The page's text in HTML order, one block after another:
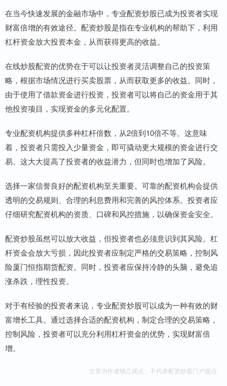
在当今快速发展的金融市场中，专业配资炒股已成为投资者实现
财富倍增的有效途径。配资炒股是指在专业机构的帮助下，利用
杠杆资金放大投资本金，从而获得更高的收益。
在线炒股配资的优势在于可以让投资者灵活调整自己的投资策
略，根据市场情况进行买卖股票，从而获取更多的收益。同时，
由于使用了借款资金进行投资，投资者可以将自己的资金用于其
他投资项目，实现资金的多元化配置。
专业配资机构提供多种杠杆倍数，从2倍到10倍不等。这意味
着，投资者只需投入少量资金，即可撬动更大规模的资金进行交
易。这大大提高了投资者的收益潜力，但同时也增加了风险。
选择一家信誉良好的配资机构至关重要。可靠的配资机构会提供
透明的交易规则、合理的利息费用和完善的风控体系。投资者应
仔细研究配资机构的资质、口碑和风控措施，以确保资金安全。
配资炒股虽然可以放大收益，但投资者也必须意识到其风险。杠
杆资金会放大亏损，因此投资者应制定严格的交易策略，控制风
险厦门恒指期货配资。同时，投资者应保持冷静的头脑，避免追
涨杀跌，理性投资。
对于有经验的投资者来说，专业配资炒股可以成为一种有效的财
富增长工具。通过选择合适的配资机构，制定合理的交易策略，
控制风险，投资者可以充分利用杠杆资金的优势，实现财富倍
增。
文章为作者独立观点，不代表配资炒股门户观点